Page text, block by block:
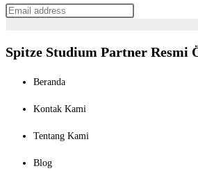
Spitze Studium Partner Resmi
Beranda
Kontak Kami
Tentang Kami
Blog